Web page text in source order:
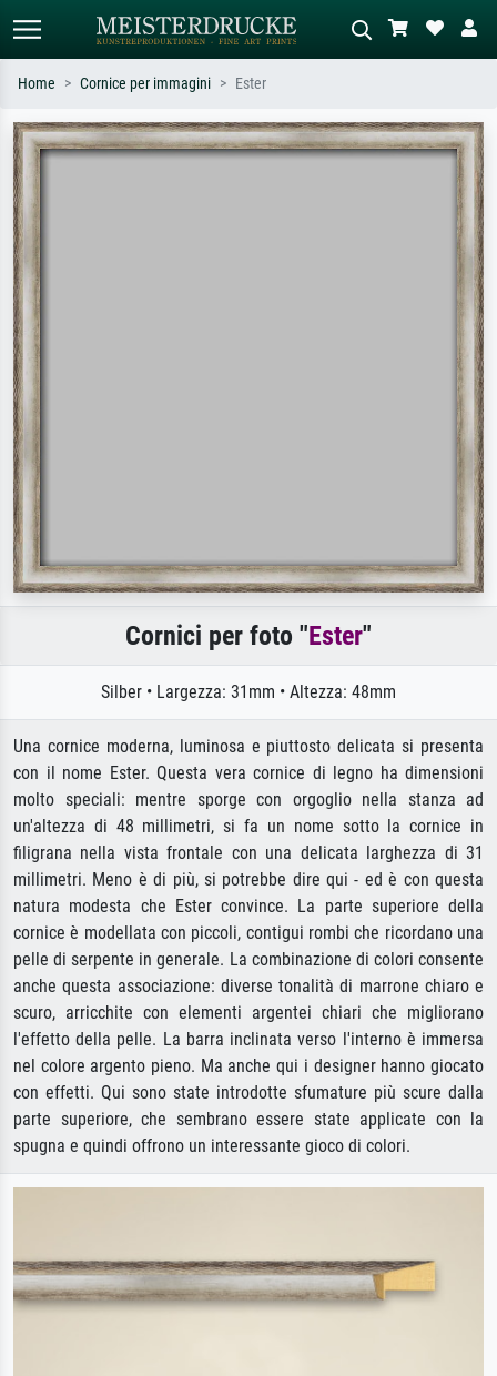
Ricerca standard Ricerca immagini AI
Cerca per artista, titolo o stile – es.
Impressionismo, onda di Hokusai,
Descrivi la scena – es. prato verde,
astratto con molto rosso, dipinto a
olio scuro, nudo in piedi vicino a un
Home Cornice per immagini Ester
Cornici per foto "Ester"
Silber • Largezza: 31mm • Altezza: 48mm
Una cornice moderna, luminosa e piuttosto delicata si presenta
con il nome Ester. Questa vera cornice di legno ha dimensioni
molto speciali: mentre sporge con orgoglio nella stanza ad
un'altezza di 48 millimetri, si fa un nome sotto la cornice in
filigrana nella vista frontale con una delicata larghezza di 31
millimetri. Meno è di più, si potrebbe dire qui - ed è con questa
natura modesta che Ester convince. La parte superiore della
cornice è modellata con piccoli, contigui rombi che ricordano una
pelle di serpente in generale. La combinazione di colori consente
anche questa associazione: diverse tonalità di marrone chiaro e
scuro, arricchite con elementi argentei chiari che migliorano
l'effetto della pelle. La barra inclinata verso l'interno è immersa
nel colore argento pieno. Ma anche qui i designer hanno giocato
con effetti. Qui sono state introdotte sfumature più scure dalla
parte superiore, che sembrano essere state applicate con la
spugna e quindi offrono un interessante gioco di colori.